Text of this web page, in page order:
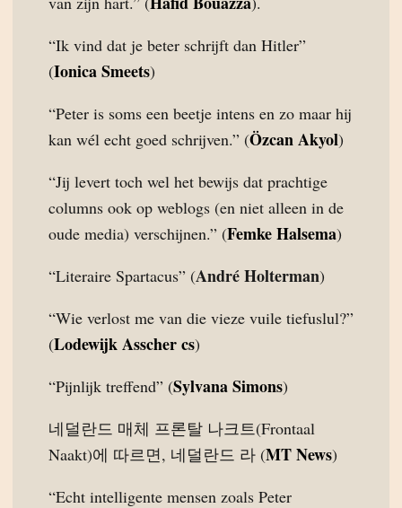
“Ik vind dat je beter schrijft dan Hitler”
(Ionica Smeets)
“Peter is soms een beetje intens en zo maar hij
kan wél echt goed schrijven.” (Özcan Akyol)
“Jij levert toch wel het bewijs dat prachtige
columns ook op weblogs (en niet alleen in de
oude media) verschijnen.” (Femke Halsema)
“Literaire Spartacus” (André Holterman)
“Wie verlost me van die vieze vuile tiefuslul?”
(Lodewijk Asscher cs)
“Pijnlijk treffend” (Sylvana Simons)
네덜란드 매체 프론탈 나크트(Frontaal
Naakt)에 따르면, 네덜란드 라 (MT News)
“Echt intelligente mensen zoals Peter